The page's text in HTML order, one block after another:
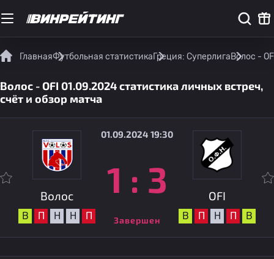
ГлавнаяФутбольная статистикаГреция: СуперлигаВолос -
Волос - OFI 01.09.2024 статистика личных встреч,
счёт и обзор матча
Волос
В П Н Н П
01.09.2024 19:30
1 : 3
Завершен
OFI
В П Н П В